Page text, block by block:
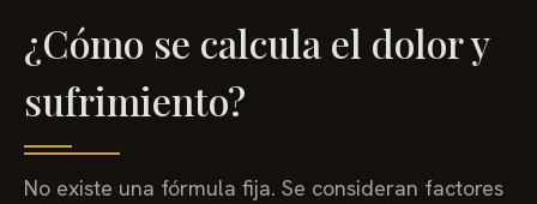
¿Cómo se calcula el dolor y
sufrimiento?
No existe una fórmula fija. Se consideran factores